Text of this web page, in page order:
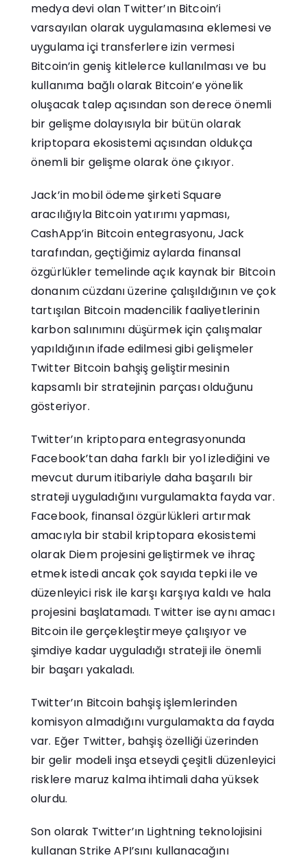
medya devi olan Twitter’ın Bitcoin’i
varsayılan olarak uygulamasına eklemesi ve
uygulama içi transferlere izin vermesi
Bitcoin’in geniş kitlelerce kullanılması ve bu
kullanıma bağlı olarak Bitcoin’e yönelik
oluşacak talep açısından son derece önemli
bir gelişme dolayısıyla bir bütün olarak
kriptopara ekosistemi açısından oldukça
önemli bir gelişme olarak öne çıkıyor.
Jack’in mobil ödeme şirketi Square
aracılığıyla Bitcoin yatırımı yapması,
CashApp’in Bitcoin entegrasyonu, Jack
tarafından, geçtiğimiz aylarda finansal
özgürlükler temelinde açık kaynak bir Bitcoin
donanım cüzdanı üzerine çalışıldığının ve çok
tartışılan Bitcoin madencilik faaliyetlerinin
karbon salınımını düşürmek için çalışmalar
yapıldığının ifade edilmesi gibi gelişmeler
Twitter Bitcoin bahşiş geliştirmesinin
kapsamlı bir stratejinin parçası olduğunu
gösteriyor.
Twitter’ın kriptopara entegrasyonunda
Facebook’tan daha farklı bir yol izlediğini ve
mevcut durum itibariyle daha başarılı bir
strateji uyguladığını vurgulamakta fayda var.
Facebook, finansal özgürlükleri artırmak
amacıyla bir stabil kriptopara ekosistemi
olarak Diem projesini geliştirmek ve ihraç
etmek istedi ancak çok sayıda tepki ile ve
düzenleyici risk ile karşı karşıya kaldı ve hala
projesini başlatamadı. Twitter ise aynı amacı
Bitcoin ile gerçekleştirmeye çalışıyor ve
şimdiye kadar uyguladığı strateji ile önemli
bir başarı yakaladı.
Twitter’ın Bitcoin bahşiş işlemlerinden
komisyon almadığını vurgulamakta da fayda
var. Eğer Twitter, bahşiş özelliği üzerinden
bir gelir modeli inşa etseydi çeşitli düzenleyici
risklere maruz kalma ihtimali daha yüksek
olurdu.
Son olarak Twitter’ın Lightning teknolojisini
kullanan Strike API’sını kullanacağını